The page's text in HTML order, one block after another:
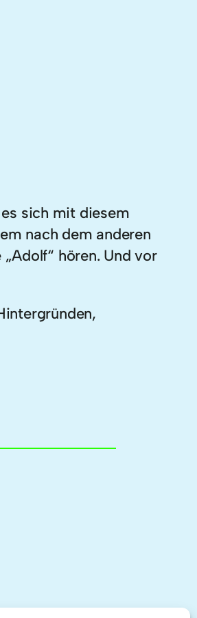
sich mit diesem
nach dem anderen
hören. Und vor